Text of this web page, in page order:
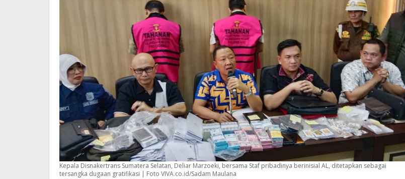
Kepala Disnakertrans Sumatera Selatan, Deliar Marzoeki, bersama Staf pribadinya berinisial AL, ditetapkan sebagai
tersangka dugaan gratifikasi | Foto VIVA.co.id/Sadam Maulana